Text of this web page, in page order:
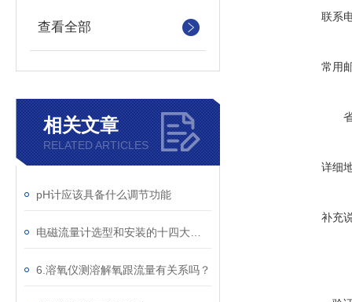
查看全部
相关文章
RELATED ARTICLES
pH计应该具备什么调节功能
6.溶氧仪测溶解氧跟流量有关系吗？
联系
常用
详细
补充